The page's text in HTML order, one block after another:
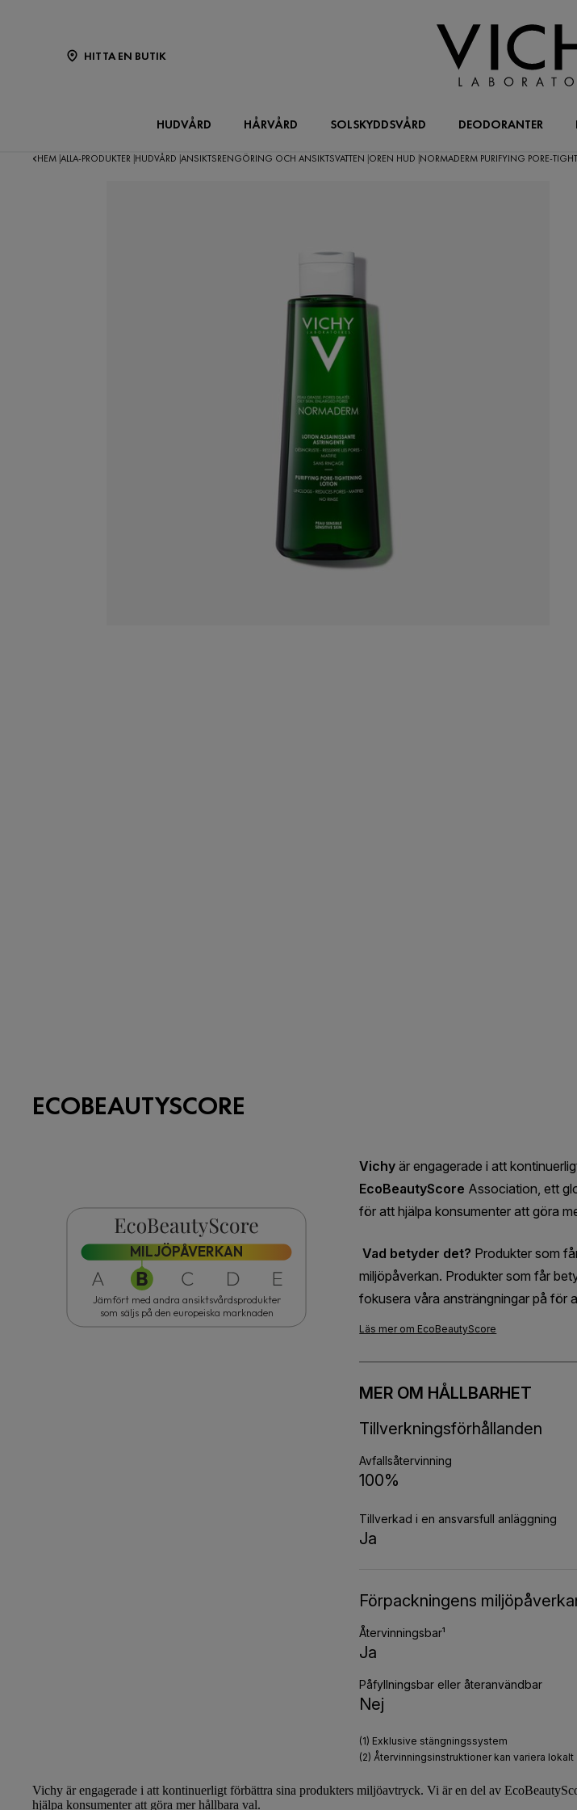
HITTA EN BUTIK
HUDVÅRD HÅRVÅRD SOLSKYDDSVÅRD DEODORANTER
HEM ALLA-PRODUKTER HUDVÅRD ANSIKTSRENGÖRING OCH ANSIKTSVATTEN OREN HUD NORMADERM PURIFYING PORE-
ECOBEAUTYSCORE
Vichy är engagerade i att kontinuerligt förbättra sina produkters miljöavtryck. Vi är en del av
hjälpa konsumenter att göra mer hållbara val.